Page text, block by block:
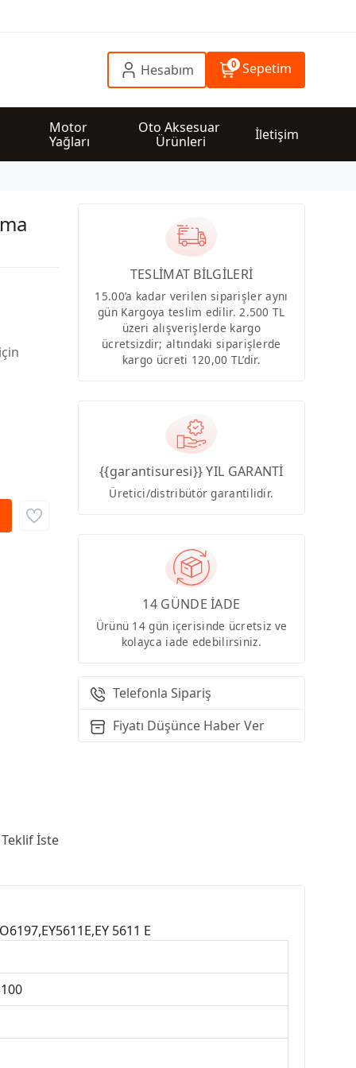
Hesabım 0 Sepetim
Motor
Yağları
Oto Aksesuar
Ürünleri
İletişim
TESLİMAT BİLGİLERİ
15.00’a kadar verilen siparişler aynı
gün Kargoya teslim edilir. 2.500 TL
üzeri alışverişlerde kargo
ücretsizdir; altındaki siparişlerde
kargo ücreti 120,00 TL’dir.
{{garantisuresi}} YIL GARANTİ
Üretici/distribütör garantilidir.
14 GÜNDE İADE
Ürünü 14 gün içerisinde ücretsiz ve
kolayca iade edebilirsiniz.
Telefonla Sipariş
Fiyatı Düşünce Haber Ver
Teklif İste
5611 E